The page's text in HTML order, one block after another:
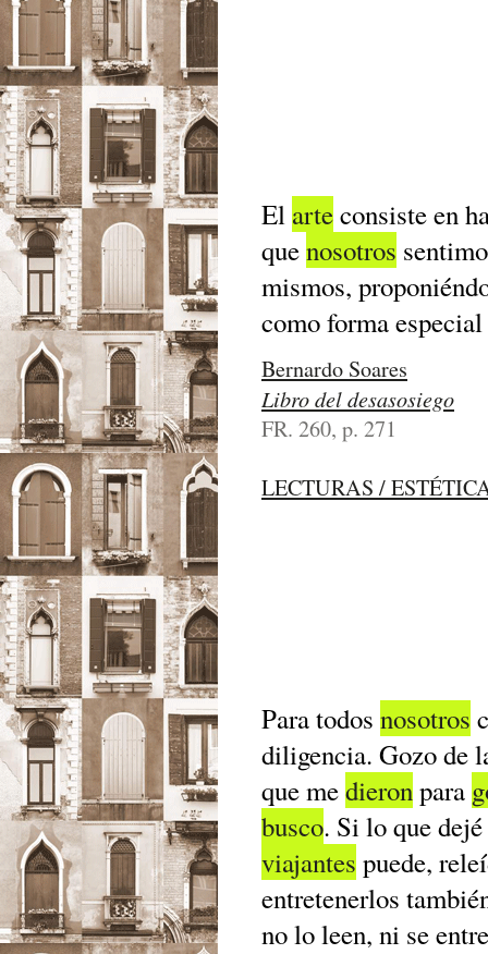
El arteconsiste en
quenosotros
mismos,
como forma
Bernardo Soares
Libro del desasosiego
FR. 260, p. 271
LECTURAS /
Para todos nosotros
diligencia. Gozo de
que medieronpara
busco. Si lo que dejé
viajantes puede,
entretenerlos
no lo leen, ni se